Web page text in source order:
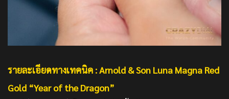
รายละเอียดทางเทคนิค : Arnold & Son Luna Magna Red
Gold “Year of the Dragon”